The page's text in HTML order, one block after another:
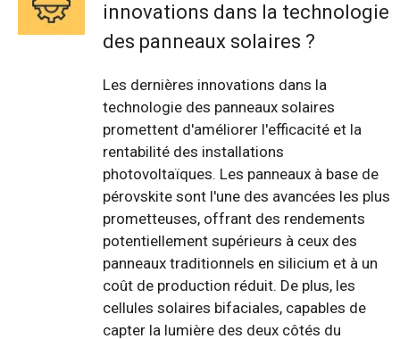
innovations dans la technologie
des panneaux solaires ?
Les dernières innovations dans la
technologie des panneaux solaires
promettent d'améliorer l'efficacité et la
rentabilité des installations
photovoltaïques. Les panneaux à base de
pérovskite sont l'une des avancées les plus
prometteuses, offrant des rendements
potentiellement supérieurs à ceux des
panneaux traditionnels en silicium et à un
coût de production réduit. De plus, les
cellules solaires bifaciales, capables de
capter la lumière des deux côtés du